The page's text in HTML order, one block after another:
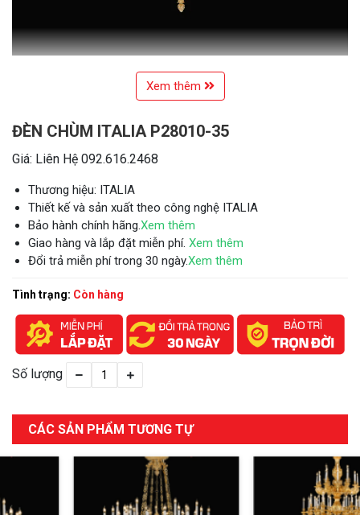
Xem thêm
ĐÈN CHÙM ITALIA P28010-35
Giá: Liên Hệ 092.616.2468
Thương hiệu: ITALIA
Thiết kế và sản xuất theo công nghệ ITALIA
Bảo hành chính hãng.Xem thêm
Giao hàng và lắp đặt miễn phí. Xem thêm
Đổi trả miễn phí trong 30 ngày.Xem thêm
Tình trạng: Còn hàng
Số lượng
CÁC SẢN PHẨM TƯƠNG TỰ